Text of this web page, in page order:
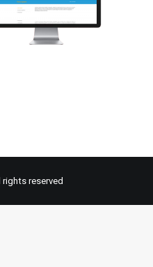
rights reserved